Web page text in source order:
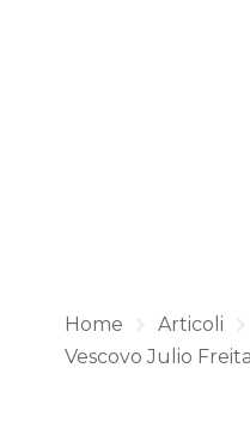
Home Articoli
Vescovo Julio